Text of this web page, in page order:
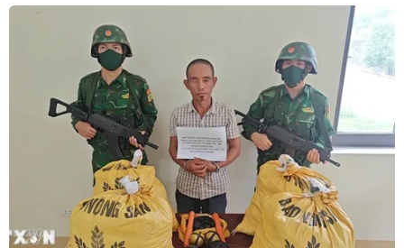
Hỗ trợ thúc đẩy xã hội học tập để
mọi người dân đều có cơ hội tiếp thu
tri thức
07/08/2026 03:40
Vụ chuyên Tuyên Quang: Thu hồi,
hủy bỏ giấy chứng nhận kết quả thi